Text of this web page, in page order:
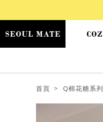
背心
首頁 Q棉花糖系列